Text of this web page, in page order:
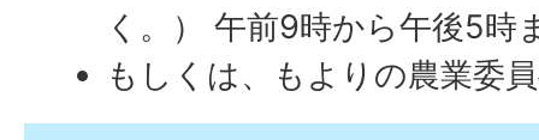
く。） 午前9時から午後5時
もしくは、もよりの農業委